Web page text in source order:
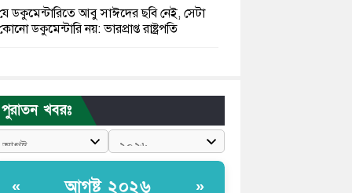
ডকুমেন্টারিতে আবু সাঈদের ছবি নেই, সেটা
ডকুমেন্টারি নয়: ভারপ্রাপ্ত রাষ্ট্রপতি
তারেক রহমান ক্ষমতায় থাকবেন না, পতন শুরু
গেছে: পাটওয়ারী
আসিফ মাহমুদ
পুরাতন খবরঃ
« আগষ্ট ২০২৬ »